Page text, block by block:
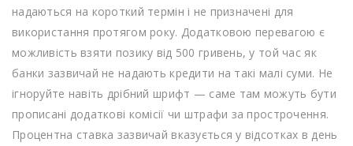
надаються на короткий термін і не призначені для
використання протягом року. Додатковою перевагою є
можливість взяти позику від 500 гривень, у той час як
банки зазвичай не надають кредити на такі малі суми. Не
ігноруйте навіть дрібний шрифт — саме там можуть бути
прописані додаткові комісії чи штрафи за прострочення.
Процентна ставка зазвичай вказується у відсотках в день